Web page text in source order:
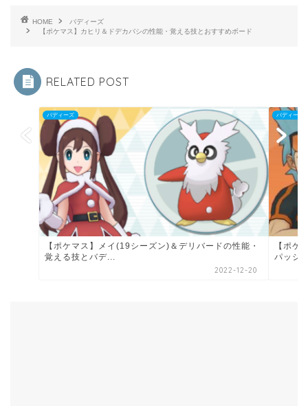
HOME
バディーズ
【ポケマス】カヒリ＆ドデカバシの性能・覚える技とおすすめボード
RELATED POST
バディーズ
【ポケマス】メイ(19シーズン)＆デリバードの性能・
覚える技とバデ...
2022-12-20
バディーズ
【ポケ
パッシ